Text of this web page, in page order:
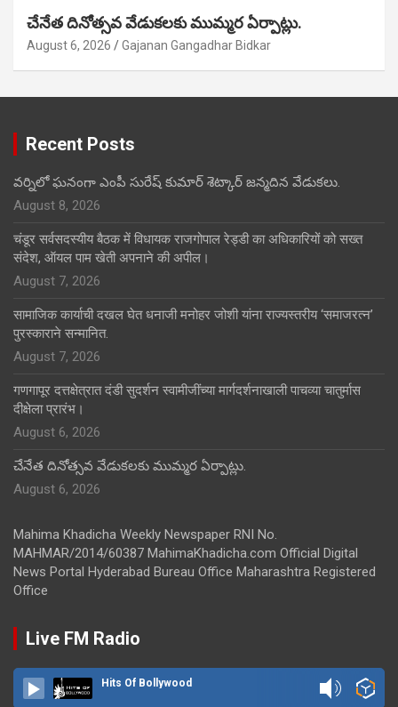
చేనేత దినోత్సవ వేడుకలకు ముమ్మర ఏర్పాట్లు.
August 6, 2026 Gajanan Gangadhar Bidkar
Recent Posts
వర్నిలో ఘనంగా ఎంపీ సురేష్ కుమార్ శెట్కార్ జన్మదిన వేడుకలు.
August 8, 2026
चंडूर सर्वसदस्यीय बैठक में विधायक राजगोपाल रेड्डी का अधिकारियों को सख्त
संदेश, ऑयल पाम खेती अपनाने की अपील।
August 7, 2026
सामाजिक कार्याची दखल घेत धनाजी मनोहर जोशी यांना राज्यस्तरीय ‘समाजरत्न’
पुरस्काराने सन्मानित.
August 7, 2026
गणगापूर दत्तक्षेत्रात दंडी सुदर्शन स्वामीजींच्या मार्गदर्शनाखाली पाचव्या चातुर्मास
दीक्षेला प्रारंभ।
August 6, 2026
చేనేత దినోత్సవ వేడుకలకు ముమ్మర ఏర్పాట్లు.
August 6, 2026
Mahima Khadicha Weekly Newspaper RNI No.
MAHMAR/2014/60387 MahimaKhadicha.com Official Digital
News Portal Hyderabad Bureau Office Maharashtra Registered
Office
Live FM Radio
Hits Of Bollywood